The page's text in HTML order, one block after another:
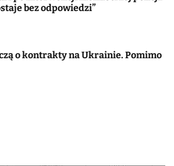
bez odpowiedzi”
o kontrakty na Ukrainie. Pomimo